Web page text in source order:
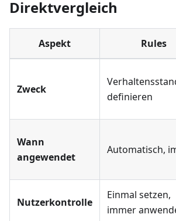
Direktvergleich
Aspekt Rules
Zweck
definieren
Wann
angewendet
Automatisch,
Nutzerkontrolle
Einmal setzen,
immer